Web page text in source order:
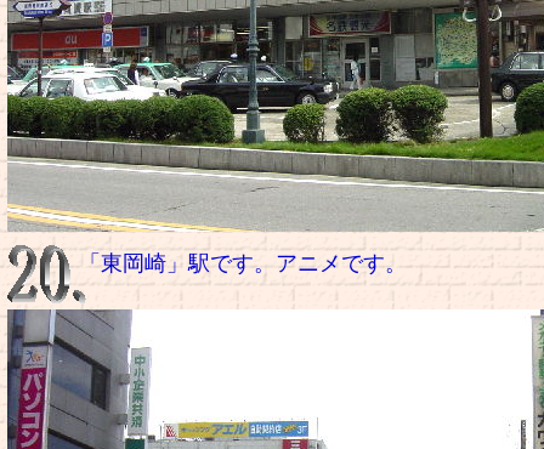
「東岡崎」駅です。アニメです。